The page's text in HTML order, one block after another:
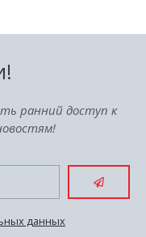
ранний доступ к
данных